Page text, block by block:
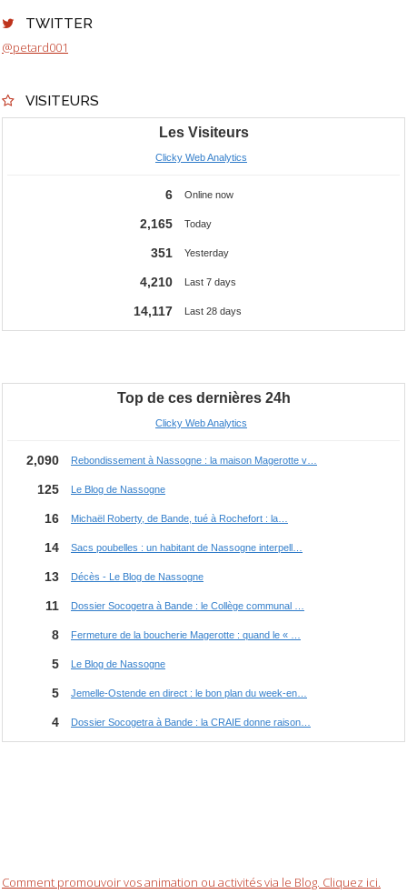
TWITTER
@petard001
VISITEURS
Comment promouvoir vos animation ou activités via le Blog. Cliquez ici.